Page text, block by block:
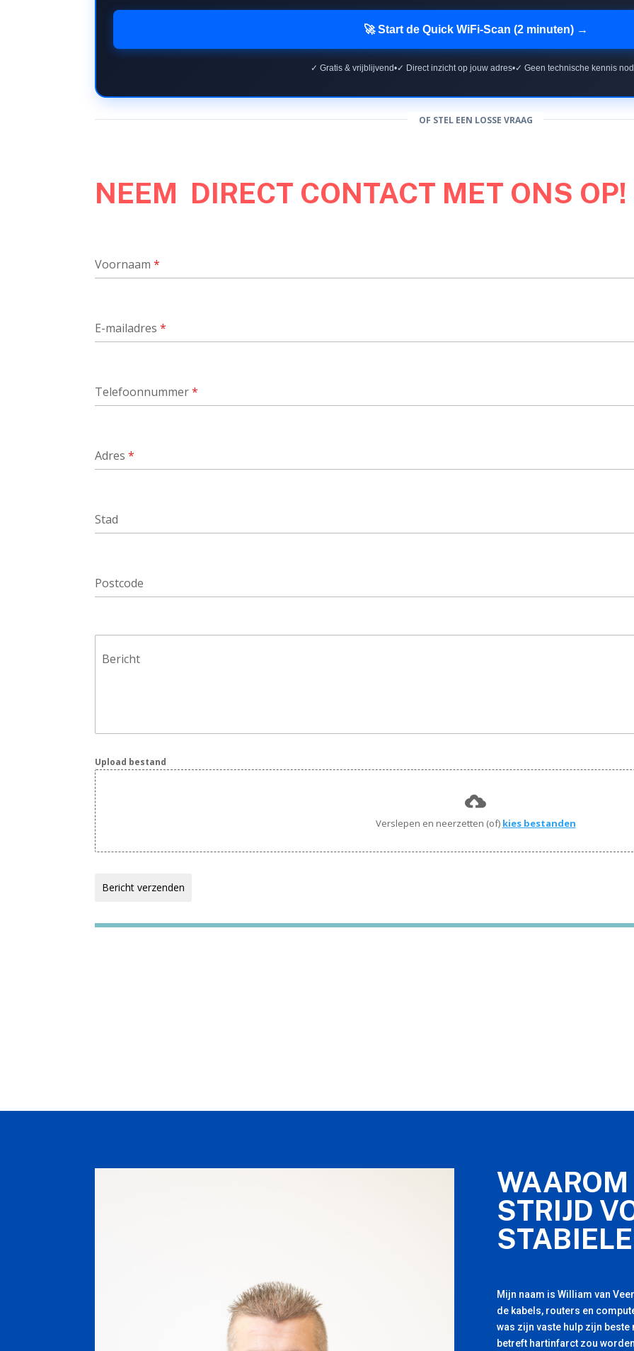
🚀 Start de Quick WiFi-Scan (2 minuten) →
✓ Gratis & vrijblijvend•✓ Direct inzicht op jouw adres•✓ Geen technische kennis
OF STEL EEN LOSSE VRAAG
NEEM DIRECT CONTACT MET ONS OP!
Voornaam*
E-mailadres*
Telefoonnummer*
Adres*
Stad
Postcode
Bericht
Upload bestand
Verslepen en neerzetten (of) kies bestanden
Bericht verzenden
STRIJD
Mijn naam is William van
de kabels, routers en
was zijn vaste hulp zijn
betreft hartinfarct zou